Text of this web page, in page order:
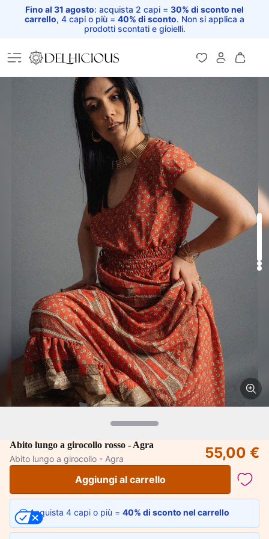
Fino al 31 agosto: acquista 2 capi = 30% di sconto nel
carrello, 4 capi o più = 40% di sconto. Non si applica a
prodotti scontati e gioielli.
Home
Abito lungo a girocollo rosso - Agra
Abito lungo a girocollo - Agra
55,00 €
Aggiungi al carrello
Acquista 4 capi o più = 40% di sconto nel carrello